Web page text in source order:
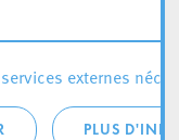
externes
PLUS